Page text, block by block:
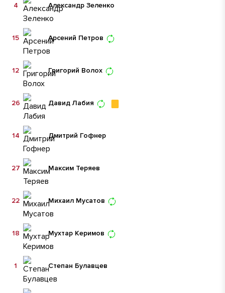
Александр Зеленко
4
Арсений Петров
15
Григорий Волох
12
Давид Лабия
26
Дмитрий Гофнер
14
Максим Теряев
27
Михаил Мусатов
22
Мухтар Керимов
18
Степан Булавцев
1